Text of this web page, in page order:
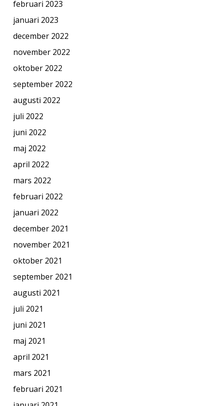
februari 2023
januari 2023
december 2022
november 2022
oktober 2022
september 2022
augusti 2022
juli 2022
juni 2022
maj 2022
april 2022
mars 2022
februari 2022
januari 2022
december 2021
november 2021
oktober 2021
september 2021
augusti 2021
juli 2021
juni 2021
maj 2021
april 2021
mars 2021
februari 2021